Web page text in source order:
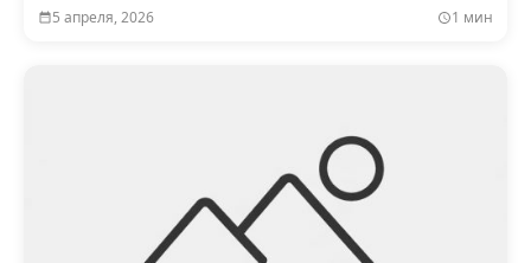
5 апреля, 2026 1 мин